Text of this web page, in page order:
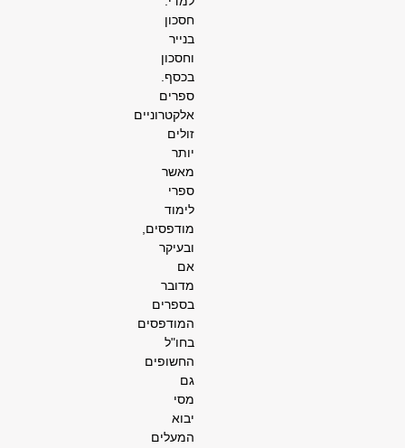
חסכון
בנייר
וחסכון
בכסף.
ספרים
אלקטרוניים
זולים
יותר
מאשר
ספרי
לימוד
מודפסים,
ובעיקר
אם
מדובר
בספרים
המודפסים
בחו"ל
החשופים
גם
מסי
יבוא
המעלים